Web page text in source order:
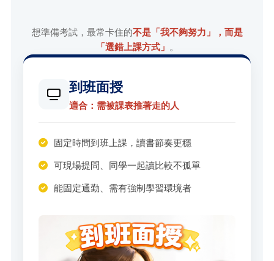
想準備考試，最常卡住的不是「我不夠努力」，而是
「選錯上課方式」 。
到班面授
適合：需被課表推著走的人
固定時間到班上課，讀書節奏更穩
可現場提問、同學一起讀比較不孤單
能固定通勤、需有強制學習環境者